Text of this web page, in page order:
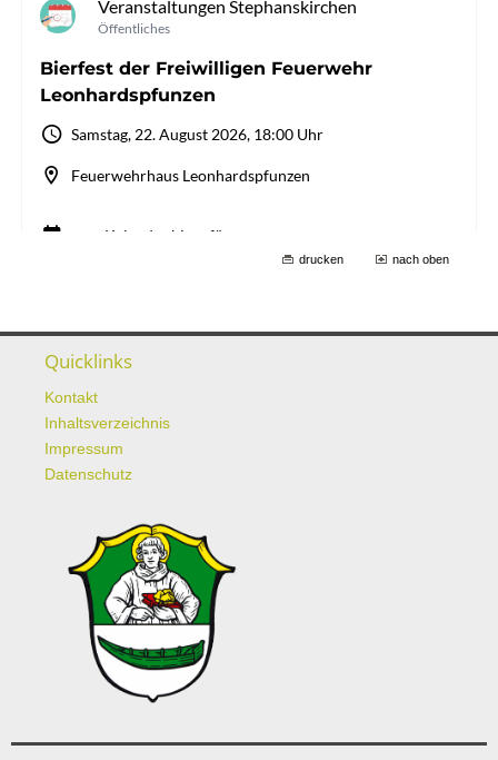
drucken nach oben
Quicklinks
Kontakt
Inhaltsverzeichnis
Impressum
Datenschutz